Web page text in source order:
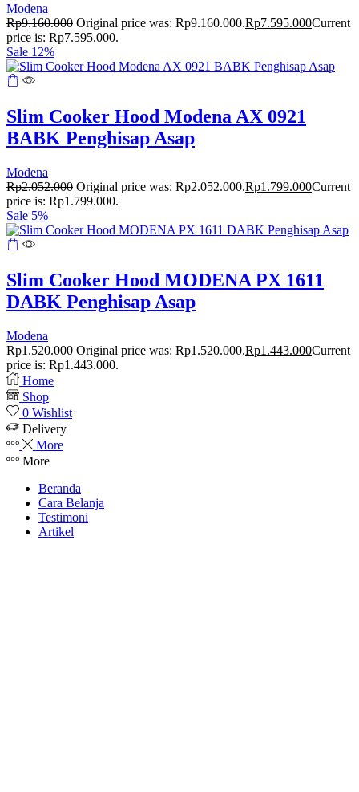
Modena
Rp9.160.000 Original price was: Rp9.160.000.Rp7.595.000Current
price is: Rp7.595.000.
Sale 12%
Slim Cooker Hood Modena AX 0921
BABK Penghisap Asap
Modena
Rp2.052.000 Original price was: Rp2.052.000.Rp1.799.000Current
price is: Rp1.799.000.
Sale 5%
Slim Cooker Hood MODENA PX 1611
DABK Penghisap Asap
Modena
Rp1.520.000 Original price was: Rp1.520.000.Rp1.443.000Current
price is: Rp1.443.000.
Home
Shop
0 Wishlist
Delivery
More
More
Beranda
Cara Belanja
Testimoni
Artikel